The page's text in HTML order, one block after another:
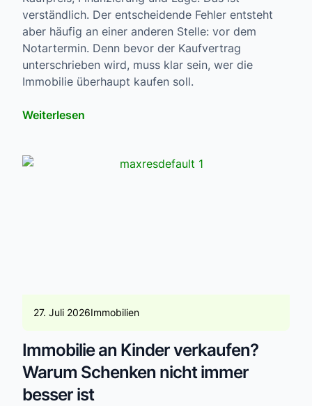
verständlich. Der entscheidende Fehler entsteht
aber häufig an einer anderen Stelle: vor dem
Notartermin. Denn bevor der Kaufvertrag
unterschrieben wird, muss klar sein, wer die
Immobilie überhaupt kaufen soll.
Weiterlesen
27. Juli 2026Immobilien
Immobilie an Kinder verkaufen?
Warum Schenken nicht immer
besser ist